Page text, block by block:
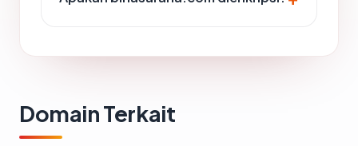
Domain Terkait